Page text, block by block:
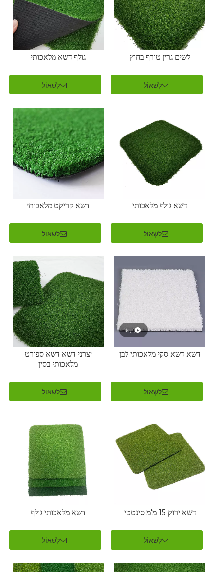
לשים גרין טורף בחוץ
לִשְׁאוֹל
גולף דשא מלאכותי
לִשְׁאוֹל
דשא גולף מלאכותי
לִשְׁאוֹל
דשא קריקט מלאכותי
לִשְׁאוֹל
וִידֵאוֹ
דשא דשא סקי מלאכותי לבן
לִשְׁאוֹל
יצרני דשא דשא ספורט
מלאכותי בסין
לִשְׁאוֹל
דשא ירוק 15 מ'מ סינטטי
לִשְׁאוֹל
דשא מלאכותי גולף
לִשְׁאוֹל